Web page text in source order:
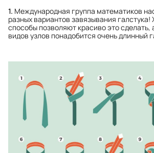
1. Международная группа математиков
разных вариантов завязывания галстука!
способы позволяют красиво это сделать,
видов узлов понадобится очень длинный